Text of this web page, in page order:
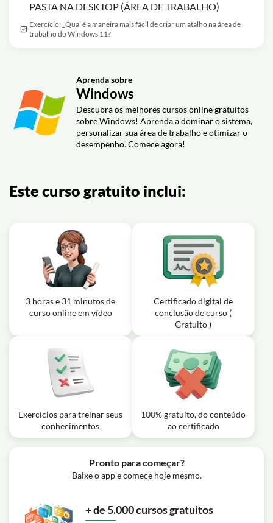
PASTA NA DESKTOP (ÁREA DE TRABALHO)
Exercício: _Qual é a maneira mais fácil de criar um atalho na área de
trabalho do Windows 11?
Aprenda sobre
Windows
Descubra os melhores cursos online gratuitos
sobre Windows! Aprenda a dominar o sistema,
personalizar sua área de trabalho e otimizar o
desempenho. Comece agora!
Este curso gratuito inclui:
3 horas e 31 minutos de
curso online em vídeo
Certificado digital de
conclusão de curso (
Gratuito )
Exercícios para treinar seus
conhecimentos
100% gratuito, do conteúdo
ao certificado
Pronto para começar?
Baixe o app e comece hoje mesmo.
+ de 5.000 cursos gratuitos